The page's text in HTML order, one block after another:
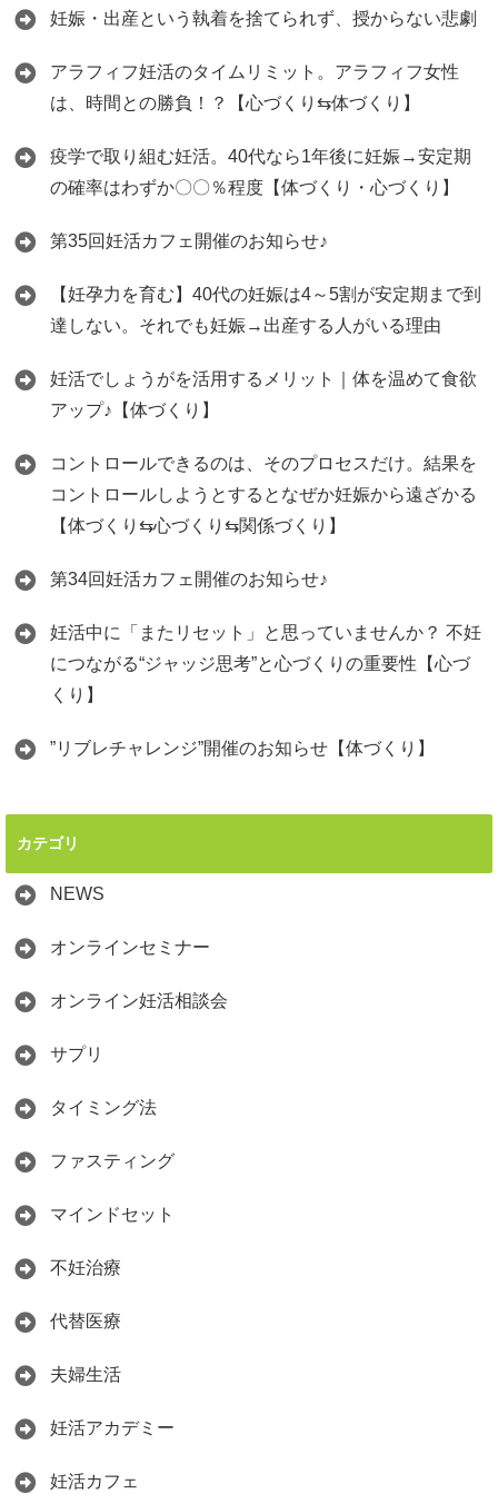
妊娠・出産という執着を捨てられず、授からない悲劇
アラフィフ妊活のタイムリミット。アラフィフ女性
は、時間との勝負！？【心づくり⇆体づくり】
疫学で取り組む妊活。40代なら1年後に妊娠→安定期
の確率はわずか〇〇％程度【体づくり・心づくり】
第35回妊活カフェ開催のお知らせ♪
【妊孕力を育む】40代の妊娠は4～5割が安定期まで到
達しない。それでも妊娠→出産する人がいる理由
妊活でしょうがを活用するメリット｜体を温めて食欲
アップ♪【体づくり】
コントロールできるのは、そのプロセスだけ。結果を
コントロールしようとするとなぜか妊娠から遠ざかる
【体づくり⇆心づくり⇆関係づくり】
第34回妊活カフェ開催のお知らせ♪
妊活中に「またリセット」と思っていませんか？ 不妊
につながる“ジャッジ思考”と心づくりの重要性【心づ
くり】
”リブレチャレンジ”開催のお知らせ【体づくり】
カテゴリ
NEWS
オンラインセミナー
オンライン妊活相談会
サプリ
タイミング法
ファスティング
マインドセット
不妊治療
代替医療
夫婦生活
妊活アカデミー
妊活カフェ